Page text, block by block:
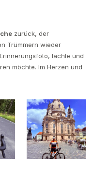
zurück, der
Trümmern wieder
lächle und
möchte. Im Herzen und